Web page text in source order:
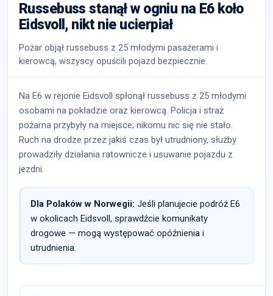
Russebuss stanął w ogniu na E6 koło
Eidsvoll, nikt nie ucierpiał
Pożar objął russebuss z 25 młodymi pasażerami i
kierowcą, wszyscy opuścili pojazd bezpiecznie.
Na E6 w rejonie Eidsvoll spłonął russebuss z 25 młodymi
osobami na pokładzie oraz kierowcą. Policja i straż
pożarna przybyły na miejsce; nikomu nic się nie stało.
Ruch na drodze przez jakiś czas był utrudniony, służby
prowadziły działania ratownicze i usuwanie pojazdu z
jezdni.
Dla Polaków w Norwegii: Jeśli planujecie podróż E6
w okolicach Eidsvoll, sprawdźcie komunikaty
drogowe — mogą występować opóźnienia i
utrudnienia.